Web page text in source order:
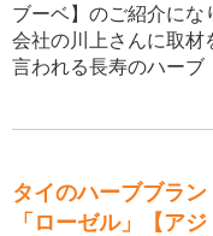
ブーベ】のご紹介に
会社の川上さんに取材
言われる長寿のハーブ
タイのハーブブラ
「ローゼル」【ア